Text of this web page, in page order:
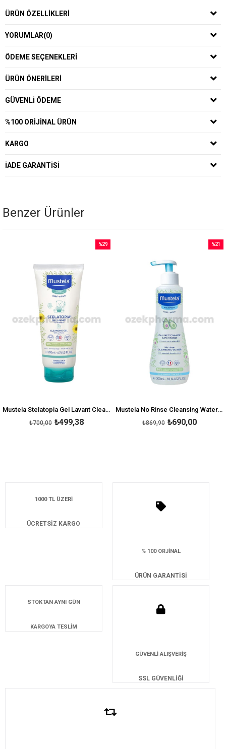
ÜRÜN ÖZELLIKLERI
YORUMLAR(0)
ÖDEME SEÇENEKLERI
ÜRÜN ÖNERILERI
GÜVENLI ÖDEME
%100 ORIJINAL ÜRÜN
KARGO
İADE GARANTISI
Benzer Ürünler
Mustela Stelatopia Gel Lavant Cleansing Gel 200 ml
₺499,38
₺700,00
%29
Mustela No Rinse Cleansing Water 300 ml-Durulama Gerektirmeyen Temizleme Sıvısı
₺690,00
₺869,90
%21
1000 TL ÜZERİ
ÜCRETSİZ KARGO
% 100 ORJİNAL
ÜRÜN GARANTİSİ
STOKTAN AYNI GÜN
KARGOYA TESLİM
GÜVENLİ ALIŞVERİŞ
SSL GÜVENLİĞİ